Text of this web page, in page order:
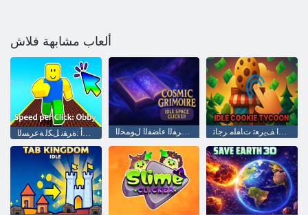
ألعاب مشابهة فلاش
ﻲﺑﻭﺃ :ﺓﺮﻘﻧ ﻞﻜﻟ ﺔﻋﺮﺴﻟﺍ ﺱﺮﻔﻟﺍ ءﺎﻀﻔﻟﺍ ﻝﻮﻤﺨﻟﺍ Grimoire ﺔﻴﻧﻮﻜﻟﺍ ﻞﻣﺎﺨﻟﺍ ﻁﺎﺒﺗﺭﻻ ﺍ ﻒﻳﺮﻌﺗ ﺕﺎﻔﻠﻣ ﺮﺟﺎﺗ